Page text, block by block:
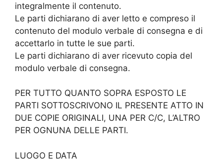
integralmente il contenuto.
Le parti dichiarano di aver letto e compreso il
contenuto del modulo verbale di consegna e di
accettarlo in tutte le sue parti.
Le parti dichiarano di aver ricevuto copia del
modulo verbale di consegna.
PER TUTTO QUANTO SOPRA ESPOSTO LE
PARTI SOTTOSCRIVONO IL PRESENTE ATTO IN
DUE COPIE ORIGINALI, UNA PER C/C, L’ALTRO
PER OGNUNA DELLE PARTI.
LUOGO E DATA